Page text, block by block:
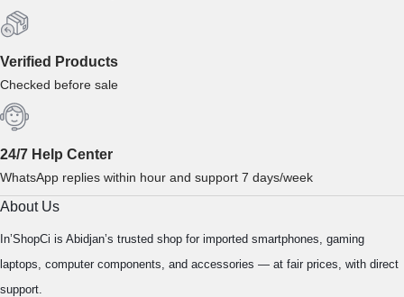
Verified Products
Checked before sale
24/7 Help Center
WhatsApp replies within hour and support 7 days/week
About Us
In’ShopCi is Abidjan’s trusted shop for imported smartphones, gaming
laptops, computer components, and accessories — at fair prices, with direct
support.